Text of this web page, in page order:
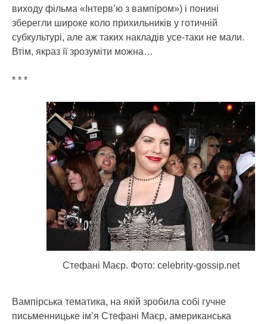
виходу фільма «Інтерв’ю з вампіром») і понині
зберегли широке коло прихильників у готичній
субкультурі, але аж таких накладів усе-таки не мали.
Втім, якраз її зрозуміти можна…
* * *
Стефані Маєр. Фото: celebrity-gossip.net
Вампірська тематика, на якій зробила собі гучне
письменницьке ім’я Стефані Маєр, американська